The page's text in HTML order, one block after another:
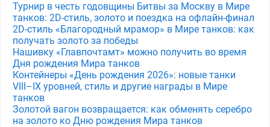
Турнир в честь годовщины Битвы за Москву в Мире
танков: 2D-стиль, золото и поездка на офлайн-финал
2D-стиль «Благородный мрамор» в Мире танков: как
получать золото за победы
Нашивку «Главпочтамт» можно получить во время
Дня рождения Мира танков
Контейнеры «День рождения 2026»: новые танки
VIII–IX уровней, стиль и другие награды в Мире
танков
Золотой вагон возвращается: как обменять серебро
на золото ко Дню рождения Мира танков